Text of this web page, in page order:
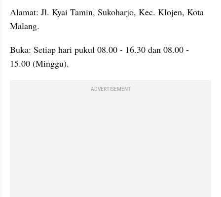
Alamat: Jl. Kyai Tamin, Sukoharjo, Kec. Klojen, Kota
Malang.
Buka: Setiap hari pukul 08.00 - 16.30 dan 08.00 -
15.00 (Minggu).
ADVERTISEMENT